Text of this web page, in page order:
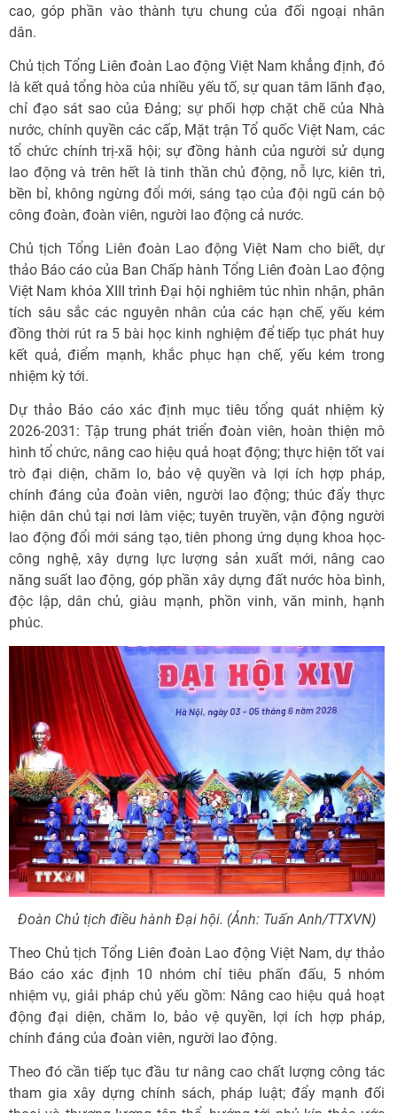
cao, góp phần vào thành tựu chung của đối ngoại nhân
dân.
Chủ tịch Tổng Liên đoàn Lao động Việt Nam khẳng định, đó
là kết quả tổng hòa của nhiều yếu tố, sự quan tâm lãnh đạo,
chỉ đạo sát sao của Đảng; sự phối hợp chặt chẽ của Nhà
nước, chính quyền các cấp, Mặt trận Tổ quốc Việt Nam, các
tổ chức chính trị-xã hội; sự đồng hành của người sử dụng
lao động và trên hết là tinh thần chủ động, nỗ lực, kiên trì,
bền bỉ, không ngừng đổi mới, sáng tạo của đội ngũ cán bộ
công đoàn, đoàn viên, người lao động cả nước.
Chủ tịch Tổng Liên đoàn Lao động Việt Nam cho biết, dự
thảo Báo cáo của Ban Chấp hành Tổng Liên đoàn Lao động
Việt Nam khóa XIII trình Đại hội nghiêm túc nhìn nhận, phân
tích sâu sắc các nguyên nhân của các hạn chế, yếu kém
đồng thời rút ra 5 bài học kinh nghiệm để tiếp tục phát huy
kết quả, điểm mạnh, khắc phục hạn chế, yếu kém trong
nhiệm kỳ tới.
Dự thảo Báo cáo xác định mục tiêu tổng quát nhiệm kỳ
2026-2031: Tập trung phát triển đoàn viên, hoàn thiện mô
hình tổ chức, nâng cao hiệu quả hoạt động; thực hiện tốt vai
trò đại diện, chăm lo, bảo vệ quyền và lợi ích hợp pháp,
chính đáng của đoàn viên, người lao động; thúc đẩy thực
hiện dân chủ tại nơi làm việc; tuyên truyền, vận động người
lao động đổi mới sáng tạo, tiên phong ứng dụng khoa học-
công nghệ, xây dựng lực lượng sản xuất mới, nâng cao
năng suất lao động, góp phần xây dựng đất nước hòa bình,
độc lập, dân chủ, giàu mạnh, phồn vinh, văn minh, hạnh
phúc.
Đoàn Chủ tịch điều hành Đại hội. (Ảnh: Tuấn Anh/TTXVN)
Theo Chủ tịch Tổng Liên đoàn Lao động Việt Nam, dự thảo
Báo cáo xác định 10 nhóm chỉ tiêu phấn đấu, 5 nhóm
nhiệm vụ, giải pháp chủ yếu gồm: Nâng cao hiệu quả hoạt
động đại diện, chăm lo, bảo vệ quyền, lợi ích hợp pháp,
chính đáng của đoàn viên, người lao động.
Theo đó cần tiếp tục đầu tư nâng cao chất lượng công tác
tham gia xây dựng chính sách, pháp luật; đẩy mạnh đối